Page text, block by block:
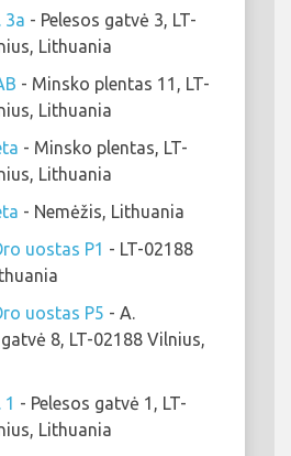
3a - Pelesos gatvė 3, LT-
Lithuania
- Minsko plentas 11, LT-
Lithuania
- Minsko plentas, LT-
Lithuania
- Nemėžis, Lithuania
uostas P1 - LT-02188
uostas P5 - A.
8, LT-02188 Vilnius,
1 - Pelesos gatvė 1, LT-
Lithuania